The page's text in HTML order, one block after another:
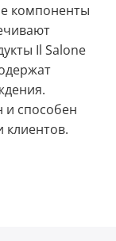
компоненты
Il Salone
и способен
клиентов.